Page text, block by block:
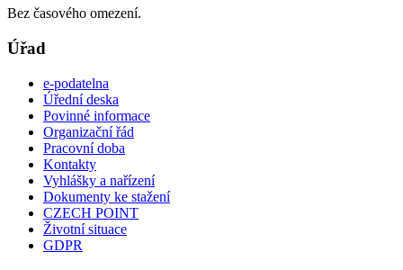
Bez časového omezení.
Úřad
e-podatelna
Úřední deska
Povinné informace
Organizační řád
Pracovní doba
Kontakty
Vyhlášky a nařízení
Dokumenty ke stažení
CZECH POINT
Životní situace
GDPR